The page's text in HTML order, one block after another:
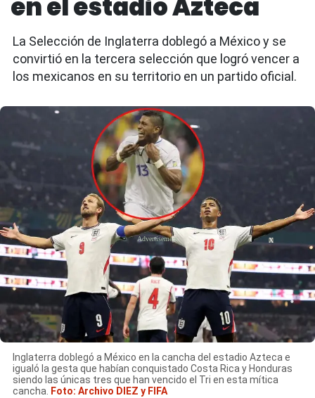
en el estadio Azteca
La Selección de Inglaterra doblegó a México y se
convirtió en la tercera selección que logró vencer a
los mexicanos en su territorio en un partido oficial.
Inglaterra doblegó a México en la cancha del estadio Azteca e
igualó la gesta que habían conquistado Costa Rica y Honduras
siendo las únicas tres que han vencido el Tri en esta mítica
cancha. Foto: Archivo DIEZ y FIFA
X